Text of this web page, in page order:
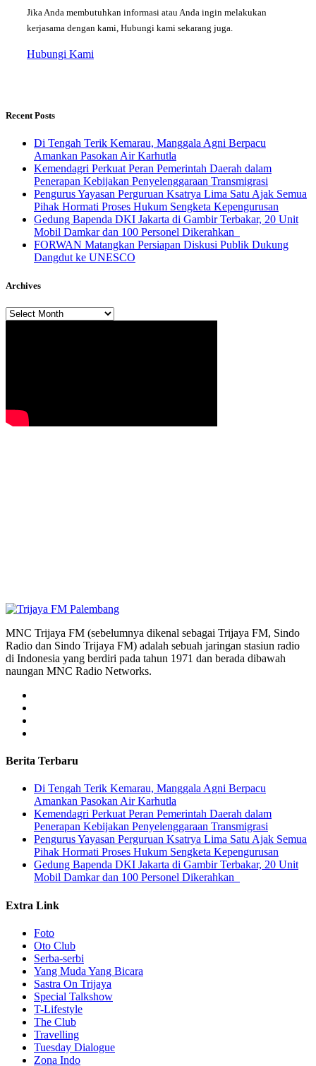
Jika Anda membutuhkan informasi atau Anda ingin melakukan
kerjasama dengan kami, Hubungi kami sekarang juga.
Hubungi Kami
Recent Posts
​Di Tengah Terik Kemarau, Manggala Agni Berpacu
Amankan Pasokan Air Karhutla
Kemendagri Perkuat Peran Pemerintah Daerah dalam
Penerapan Kebijakan Penyelenggaraan Transmigrasi
Pengurus Yayasan Perguruan Ksatrya Lima Satu Ajak Semua
Pihak Hormati Proses Hukum Sengketa Kepengurusan
Gedung Bapenda DKI Jakarta di Gambir Terbakar, 20 Unit
Mobil Damkar dan 100 Personel Dikerahkan
FORWAN Matangkan Persiapan Diskusi Publik Dukung
Dangdut ke UNESCO
Archives
Archives
MNC Trijaya FM (sebelumnya dikenal sebagai Trijaya FM, Sindo
Radio dan Sindo Trijaya FM) adalah sebuah jaringan stasiun radio
di Indonesia yang berdiri pada tahun 1971 dan berada dibawah
naungan MNC Radio Networks.
Berita Terbaru
​Di Tengah Terik Kemarau, Manggala Agni Berpacu
Amankan Pasokan Air Karhutla
Kemendagri Perkuat Peran Pemerintah Daerah dalam
Penerapan Kebijakan Penyelenggaraan Transmigrasi
Pengurus Yayasan Perguruan Ksatrya Lima Satu Ajak Semua
Pihak Hormati Proses Hukum Sengketa Kepengurusan
Gedung Bapenda DKI Jakarta di Gambir Terbakar, 20 Unit
Mobil Damkar dan 100 Personel Dikerahkan
Extra Link
Foto
Oto Club
Serba-serbi
Yang Muda Yang Bicara
Sastra On Trijaya
Special Talkshow
T-Lifestyle
The Club
Travelling
Tuesday Dialogue
Zona Indo